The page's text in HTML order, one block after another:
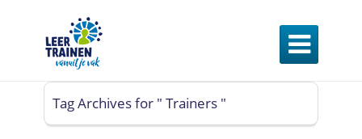

Tag Archives for " Trainers "